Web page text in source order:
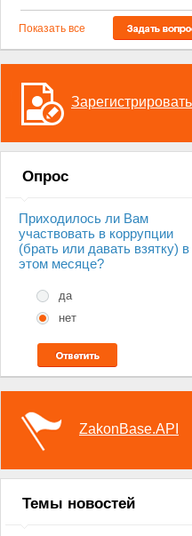
Показать все
Опрос
Приходилось ли Вам
участвовать в коррупции
(брать или давать взятку) в
этом месяце?
да
нет
ZakonBase.API
Темы новостей